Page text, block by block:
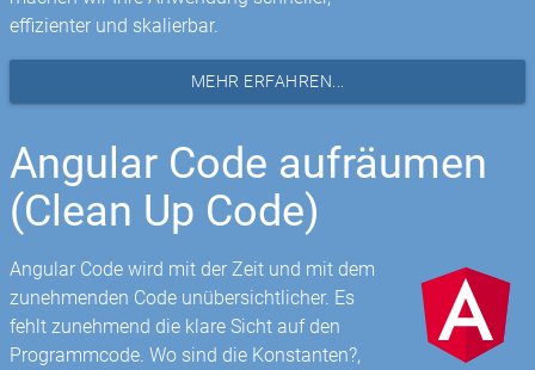
effizienter und skalierbar.
MEHR ERFAHREN...
Angular Code aufräumen
(Clean Up Code)
Angular Code wird mit der Zeit und mit dem
zunehmenden Code unübersichtlicher. Es
fehlt zunehmend die klare Sicht auf den
Programmcode. Wo sind die Konstanten?,